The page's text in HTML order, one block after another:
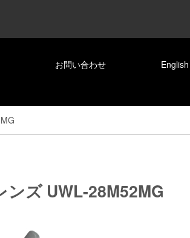
お問い合わせ English
ズ UWL-28M52MG